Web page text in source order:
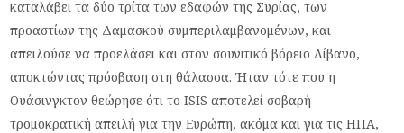
καταλάβει τα δύο τρίτα των εδαφών της Συρίας, των
προαστίων της Δαμασκού συμπεριλαμβανομένων, και
απειλούσε να προελάσει και στον σουνιτικό βόρειο Λίβανο,
αποκτώντας πρόσβαση στη θάλασσα. Ήταν τότε που η
Ουάσινγκτον θεώρησε ότι το ISIS αποτελεί σοβαρή
τρομοκρατική απειλή για την Ευρώπη, ακόμα και για τις ΗΠΑ,